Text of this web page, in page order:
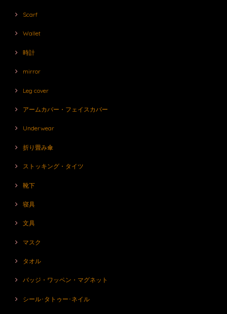
Scarf
Wallet
時計
mirror
Leg cover
アームカバー・フェイスカバー
Underwear
折り畳み傘
ストッキング・タイツ
靴下
寝具
文具
マスク
タオル
バッジ・ワッペン・マグネット
シール･タトゥー･ネイル